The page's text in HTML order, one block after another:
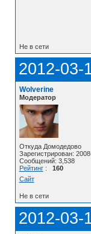
Не в сети
2012-03-
Wolverine
Модератор
Откуда Домодедово
Зарегистрирован:
Сообщений: 3,538
Рейтинг: 160
Сайт
Не в сети
2012-03-